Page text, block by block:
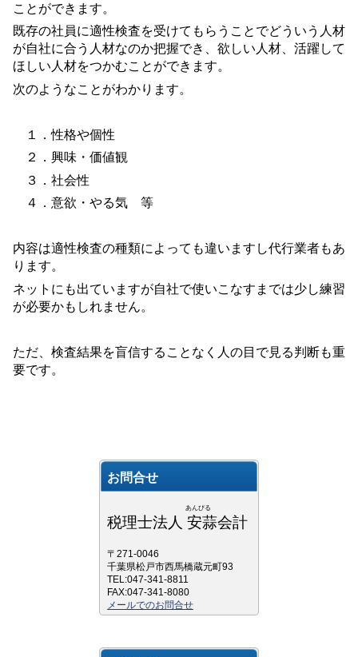
ことができます。
既存の社員に適性検査を受けてもらうことでどういう人材
が自社に合う人材なのか把握でき、欲しい人材、活躍して
ほしい人材をつかむことができます。
次のようなことがわかります。
１．性格や個性
２．興味・価値観
３．社会性
４．意欲・やる気 等
内容は適性検査の種類によっても違いますし代行業者もあ
ります。
ネットにも出ていますが自社で使いこなすまでは少し練習
が必要かもしれません。
ただ、検査結果を盲信することなく人の目で見る判断も重
要です。
お問合せ
あんびる
税理士法人 安蒜会計
〒271-0046
千葉県松戸市西馬橋蔵元町93
TEL:047-341-8811
FAX:047-341-8080
メールでのお問合せ